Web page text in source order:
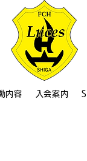
内容 入会案内